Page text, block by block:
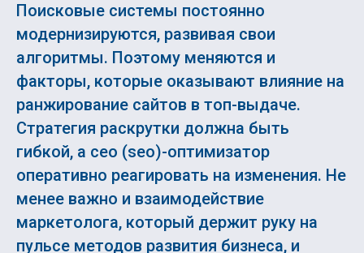
Поисковые системы постоянно
модернизируются, развивая свои
алгоритмы. Поэтому меняются и
факторы, которые оказывают влияние на
ранжирование сайтов в топ-выдаче.
Стратегия раскрутки должна быть
гибкой, а сео (seo)-оптимизатор
оперативно реагировать на изменения. Не
менее важно и взаимодействие
маркетолога, который держит руку на
пульсе методов развития бизнеса, и